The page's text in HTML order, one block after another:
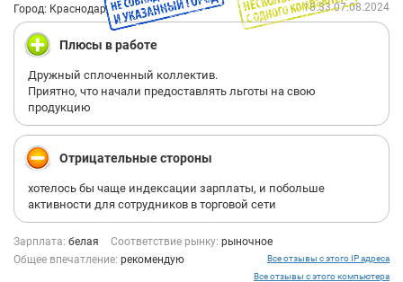
Город: Краснодар 18:33 07.08.2024
Плюсы в работе
Дружный сплоченный коллектив.
Приятно, что начали предоставлять льготы на свою
продукцию
Отрицательные стороны
хотелось бы чаще индексации зарплаты, и побольше
активности для сотрудников в торговой сети
Зарплата: белая Соответствие рынку: рыночное
Общее впечатление: рекомендую
Все отзывы с этого IP адреса
Все отзывы с этого компьютера